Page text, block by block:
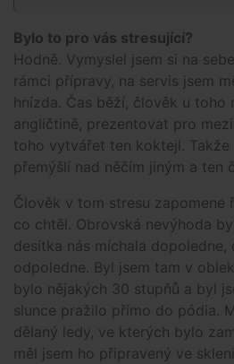
Bylo to pro vás stresující?
Hodně. Vymyslel jsem si na
rámci přípravy, na servis jsem
hnízda. Čas běží, člověk u toho
angličtině, prezentovat pro
toho vytvářet ten koktejl. Takže
přemýšlí nad něčím jiným a ten
Člověk v tom stresu zapomene
co chtěl. Obrovská nevýhoda
desítka nás míchala dopoledne,
odpoledne. Byl jsem tam v
bylo nějakých 30 stupňů a byl
slunce pražilo přímo do pódia.
dělaný ledy, ve kterých bylo
měl jsem ho připravený ve